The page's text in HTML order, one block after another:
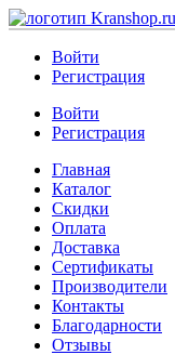
Войти
Регистрация
Войти
Регистрация
Главная
Каталог
Скидки
Оплата
Доставка
Сертификаты
Производители
Контакты
Благодарности
Отзывы